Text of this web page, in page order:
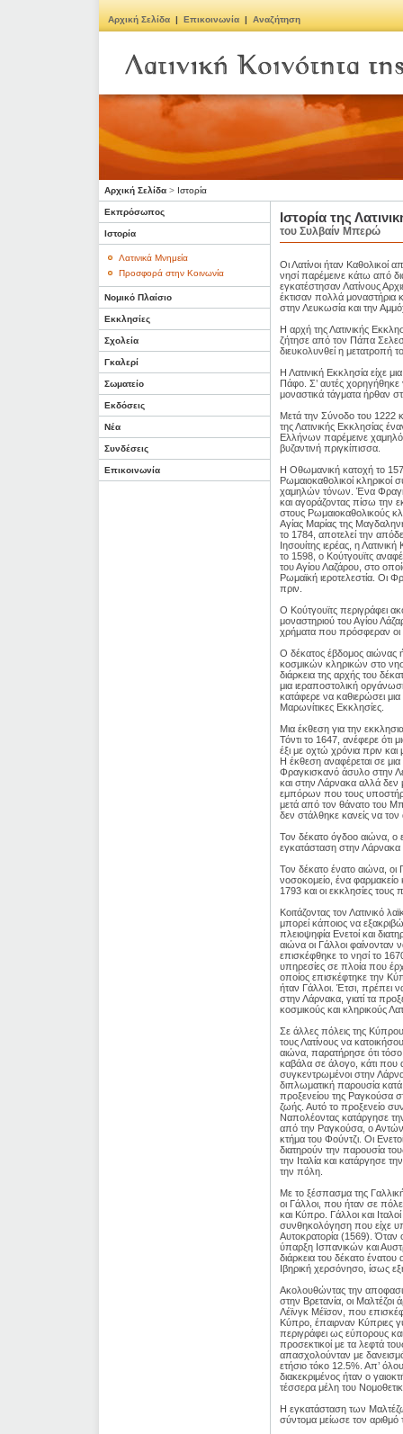
Αρχική Σελίδα | Επικοινωνία | Αναζήτηση
Αρχική Σελίδα > Ιστορία
Εκπρόσωπος
Ιστορία
Λατινικά Μνημεία
Προσφορά στην Κοινωνία
Νομικό Πλαίσιο
Εκκλησίες
Σχολεία
Γκαλερί
Σωματείο
Εκδόσεις
Νέα
Συνδέσεις
Επικοινωνία
Ιστορία της
του Συλβαίν Μπερώ
Οι Λατίνοι ήταν Καθολικοί
νησί παρέμεινε κάτω από
εγκατέστησαν Λατίνους
έκτισαν πολλά μοναστήρια
στην Λευκωσία και την
Η αρχή της Λατινικής
ζήτησε από τον Πάπα
διευκολυνθεί η
Η Λατινική Εκκλησία είχε
Πάφο. Σ’ αυτές χορηγήθηκε
μοναστικά τάγματα ήρθαν
Μετά την Σύνοδο του 1222
της Λατινικής Εκκλησίας
Ελλήνων παρέμεινε χαμηλό
βυζαντινή πριγκίπισσα.
Η Οθωμανική κατοχή το
Ρωμαιοκαθολικοί κληρικοί
χαμηλών τόνων. Ένα
και αγοράζοντας πίσω την
στους Ρωμαιοκαθολικούς
Αγίας Μαρίας της
το 1784, αποτελεί την
Ιησουίτης ιερέας, η
το 1598, ο Κούτγουϊτς
του Αγίου Λαζάρου, στο
Ρωμαϊκή ιεροτελεστία. Οι
πριν.
Ο Κούτγουϊτς περιγράφει
μοναστηριού του Αγίου
χρήματα που πρόσφεραν οι
Ο δέκατος έβδομος αιώνας
κοσμικών κληρικών στο
διάρκεια της αρχής του
μια ιεραποστολική
κατάφερε να καθιερώσει
Μαρωνίτικες Εκκλησίες.
Μια έκθεση για την
Τόντι το 1647, ανέφερε ότι
έξι με οχτώ χρόνια πριν και
Η έκθεση αναφέρεται σε
Φραγκισκανό άσυλο στην
και στην Λάρνακα αλλά
εμπόρων που τους
μετά από τον θάνατο του
δεν στάλθηκε κανείς να
Τον δέκατο όγδοο αιώνα, ο
εγκατάσταση στην Λάρνακα
Τον δέκατο ένατο αιώνα, οι
νοσοκομείο, ένα
1793 και οι εκκλησίες
Κοιτάζοντας τον Λατινικό
μπορεί κάποιος να
πλειοψηφία Ενετοί και
αιώνα οι Γάλλοι φαίνονταν
επισκέφθηκε το νησί το
υπηρεσίες σε πλοία που
οποίος επισκέφτηκε την
ήταν Γάλλοι. Έτσι, πρέπει
στην Λάρνακα, γιατί τα
κοσμικούς και κληρικούς
Σε άλλες πόλεις της
τους Λατίνους να
αιώνα, παρατήρησε ότι
καβάλα σε άλογο, κάτι που
συγκεντρωμένοι στην
διπλωματική παρουσία
προξενείου της Ραγκούσα
ζωής. Αυτό το προξενείο
Ναπολέοντας κατάργησε
από την Ραγκούσα, ο
κτήμα του Φούντζι. Οι
διατηρούν την παρουσία
την Ιταλία και κατάργησε
την πόλη.
Με το ξέσπασμα της
οι Γάλλοι, που ήταν σε
και Κύπρο. Γάλλοι και
συνθηκολόγηση που είχε
Αυτοκρατορία (1569). Όταν
ύπαρξη Ισπανικών και
διάρκεια του δέκατο
Ιβηρική χερσόνησο, ίσως
Ακολουθώντας την
στην Βρετανία, οι
Λέϊνγκ Μέϊσον, που
Κύπρο, έπαιρναν Κύπριες
περιγράφει ως εύπορους
προσεκτικοί με τα λεφτά
απασχολούνταν με
ετήσιο τόκο 12.5%. Απ’
διακεκριμένος ήταν ο
τέσσερα μέλη του
Η εγκατάσταση των
σύντομα μείωσε τον